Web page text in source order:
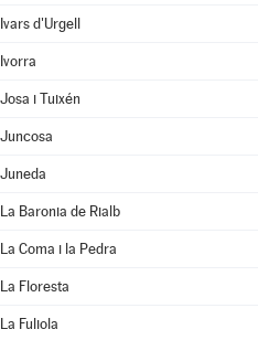
Ivars d'Urgell
Ivorra
Josa i Tuixén
Juncosa
Juneda
La Baronia de Rialb
La Coma i la Pedra
La Floresta
La Fuliola